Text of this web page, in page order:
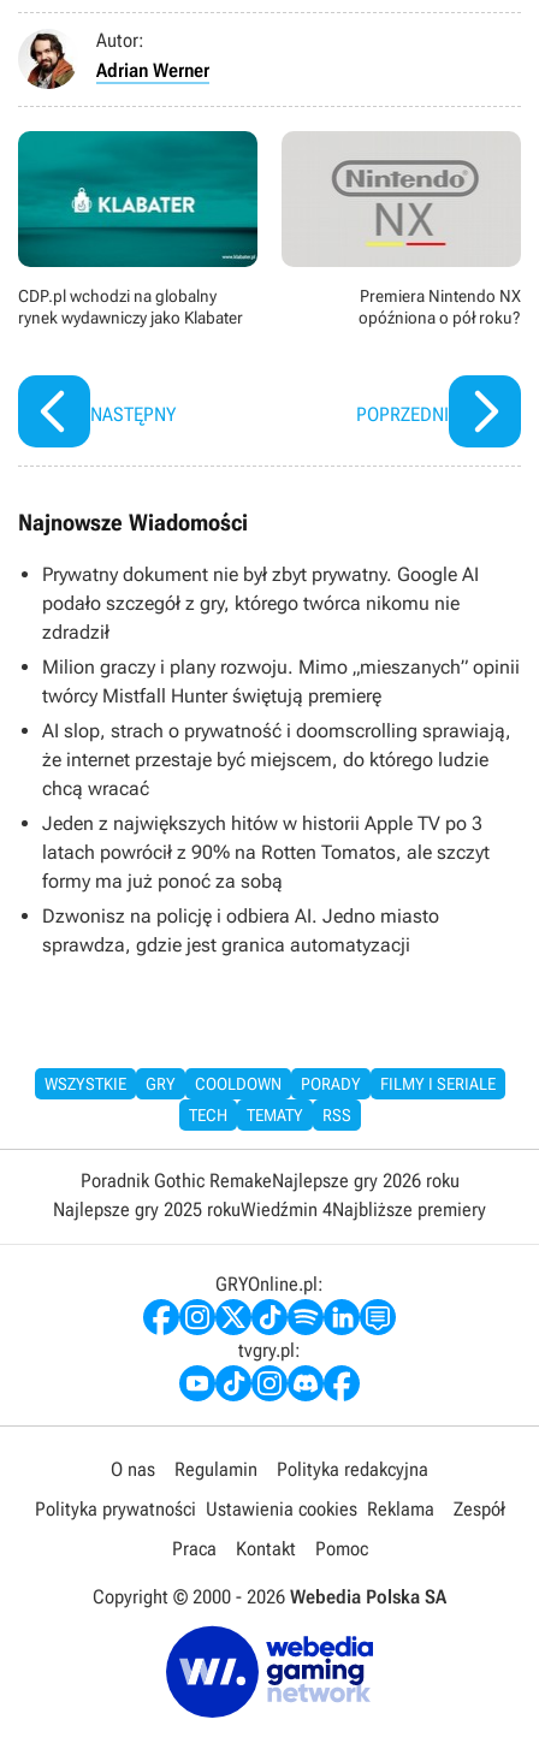
Autor:
Adrian Werner
CDP.pl wchodzi na globalny
rynek wydawniczy jako Klabater
NASTĘPNY
Premiera Nintendo NX
opóźniona o pół roku?
POPRZEDNI
Najnowsze Wiadomości
Prywatny dokument nie był zbyt prywatny. Google AI
podało szczegół z gry, którego twórca nikomu nie
zdradził
Milion graczy i plany rozwoju. Mimo „mieszanych” opinii
twórcy Mistfall Hunter świętują premierę
AI slop, strach o prywatność i doomscrolling sprawiają,
że internet przestaje być miejscem, do którego ludzie
chcą wracać
Jeden z największych hitów w historii Apple TV po 3
latach powrócił z 90% na Rotten Tomatos, ale szczyt
formy ma już ponoć za sobą
Dzwonisz na policję i odbiera AI. Jedno miasto
sprawdza, gdzie jest granica automatyzacji
WSZYSTKIE GRY COOLDOWN PORADY
FILMY I SERIALE
TECH
TEMATY RSS
Poradnik Gothic RemakeNajlepsze gry 2026 roku
Najlepsze gry 2025 rokuWiedźmin 4Najbliższe premiery
GRYOnline.pl:
tvgry.pl:
O nas Regulamin
Polityka redakcyjna
Polityka prywatności Ustawienia cookies Reklama
Zespół
Praca
Kontakt Pomoc
Copyright © 2000 - 2026 Webedia Polska SA